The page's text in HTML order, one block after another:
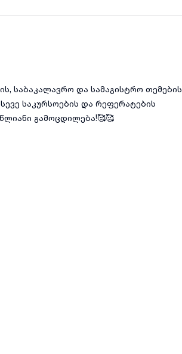
საბაკალავრო და სამაგისტრო თემების
საკურსოების და რეფერატების
გამოცდილება!🥰🥰